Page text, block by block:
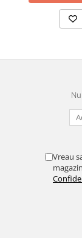
Vreau